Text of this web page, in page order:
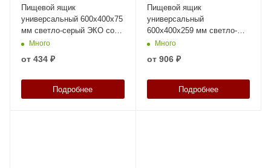
Пищевой ящик
универсальный 600х400х75
мм светло-серый ЭКО со
сплошными стенками и
Много
от 434 ₽
Подробнее
Пищевой ящик
универсальный
600х400х259 мм светло-
серый ЭКО со сплошными
стенками и дном
Много
от 906 ₽
Подробнее